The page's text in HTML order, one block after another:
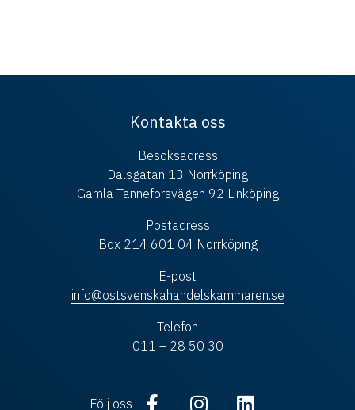
Kontakta oss
Besöksadress
Dalsgatan 13 Norrköping
Gamla Tanneforsvägen 92 Linköping
Postadress
Box 214 601 04 Norrköping
E-post
info@ostsvenskahandelskammaren.se
Telefon
011 – 28 50 30
Följ oss